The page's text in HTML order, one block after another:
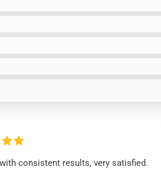
consistent results, very satisfied.